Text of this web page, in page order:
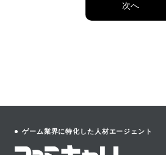
次へ
ゲーム業界に特化した人材エージェント